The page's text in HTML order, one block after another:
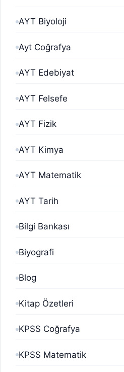
AYT Biyoloji
Ayt Coğrafya
AYT Edebiyat
AYT Felsefe
AYT Fizik
AYT Kimya
AYT Matematik
AYT Tarih
Bilgi Bankası
Biyografi
Blog
Kitap Özetleri
KPSS Coğrafya
KPSS Matematik